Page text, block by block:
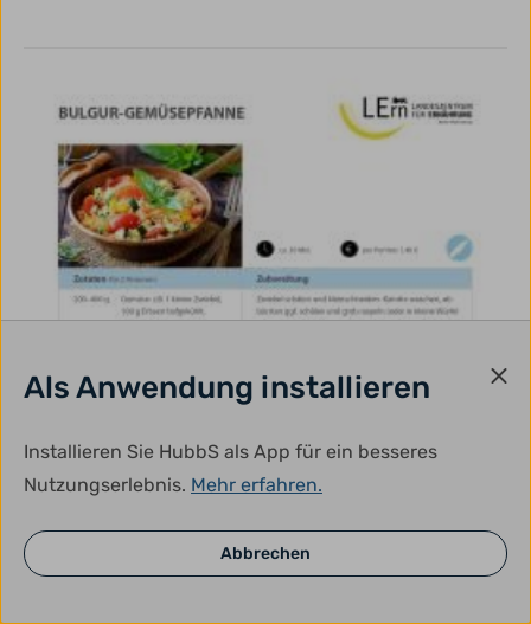
Als Anwendung installieren
Installieren Sie HubbS als App für ein besseres
Nutzungserlebnis. Mehr erfahren.
Abbrechen